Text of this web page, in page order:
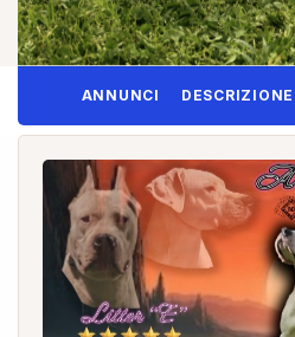
ANNUNCI DESCRIZIONE